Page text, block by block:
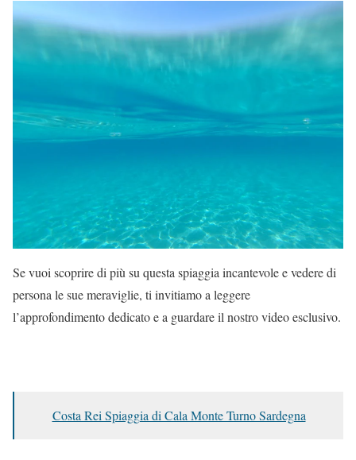
Se vuoi scoprire di più su questa spiaggia incantevole e vedere di
persona le sue meraviglie, ti invitiamo a leggere
l’approfondimento dedicato e a guardare il nostro video esclusivo.
Costa Rei Spiaggia di Cala Monte Turno Sardegna